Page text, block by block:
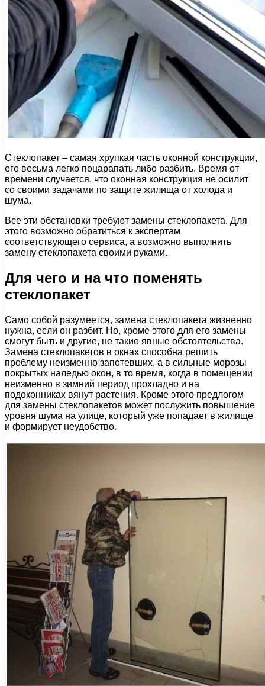
Стеклопакет – самая хрупкая часть оконной конструкции,
его весьма легко поцарапать либо разбить. Время от
времени случается, что оконная конструкция не осилит
со своими задачами по защите жилища от холода и
шума.
Все эти обстановки требуют замены стеклопакета. Для
этого возможно обратиться к экспертам
соответствующего сервиса, а возможно выполнить
замену стеклопакета своими руками.
Для чего и на что поменять
стеклопакет
Само собой разумеется, замена стеклопакета жизненно
нужна, если он разбит. Но, кроме этого для его замены
смогут быть и другие, не такие явные обстоятельства.
Замена стеклопакетов в окнах способна решить
проблему неизменно запотевших, а в сильные морозы
покрытых наледью окон, в то время, когда в помещении
неизменно в зимний период прохладно и на
подоконниках вянут растения. Кроме этого предлогом
для замены стеклопакетов может послужить повышение
уровня шума на улице, который уже попадает в жилище
и формирует неудобство.